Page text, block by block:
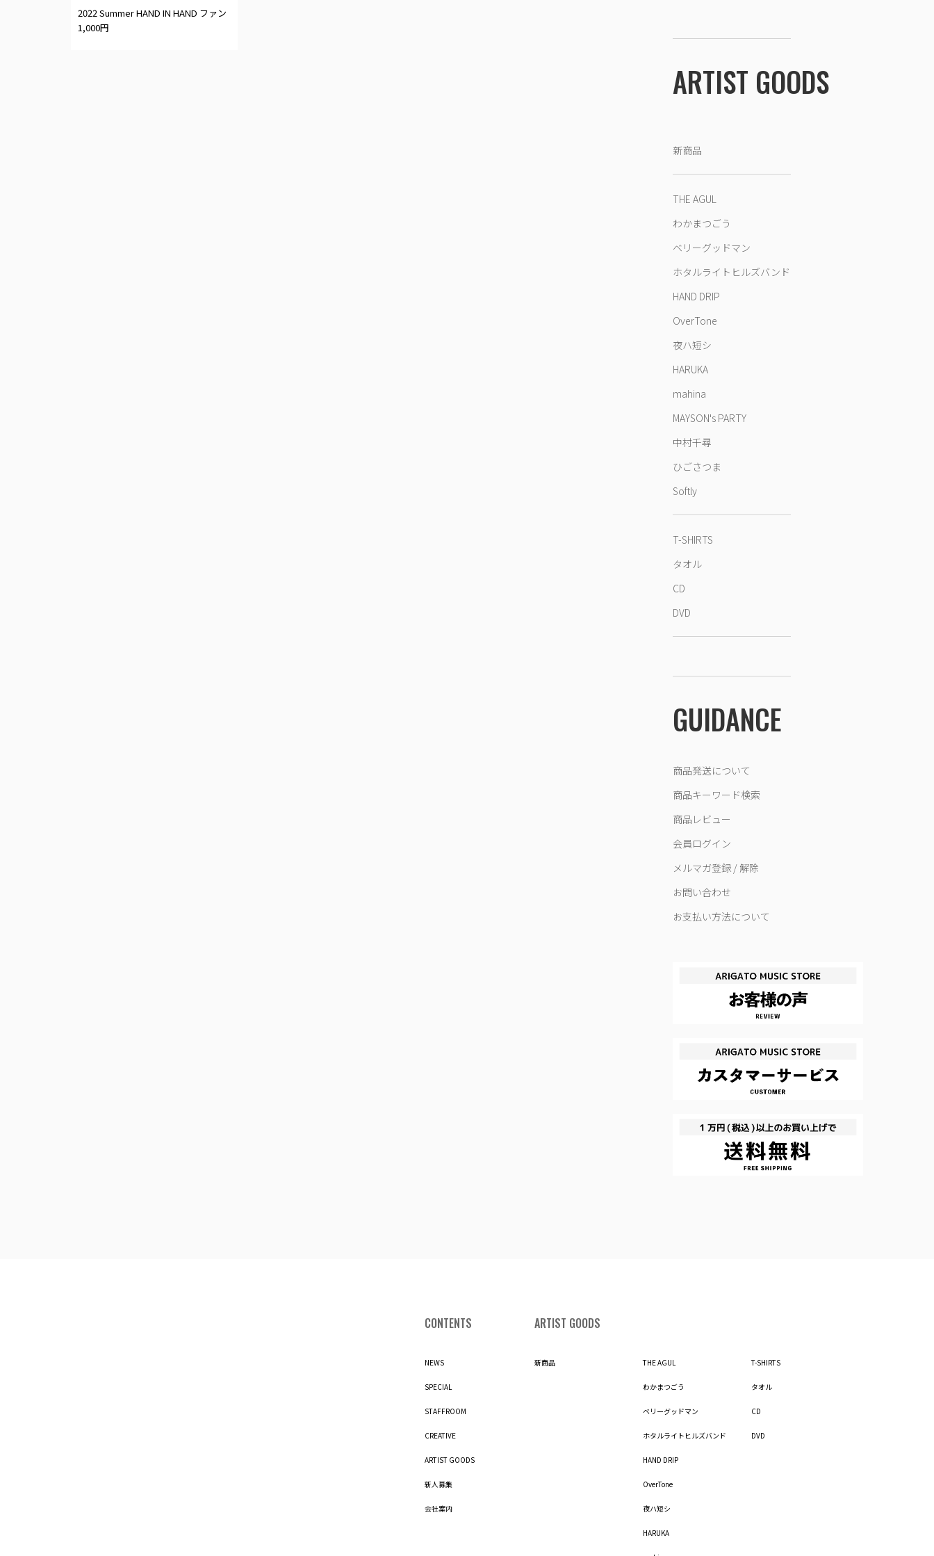
2022 Summer HAND IN HAND ファン
1,000円
ARTIST GOODS
新商品
THE AGUL
わかまつごう
ベリーグッドマン
ホタルライトヒルズバンド
HAND DRIP
OverTone
夜ハ短シ
HARUKA
mahina
MAYSON's PARTY
中村千尋
ひごさつま
Softly
T-SHIRTS
タオル
CD
DVD
GUIDANCE
商品発送について
商品キーワード検索
商品レビュー
会員ログイン
メルマガ登録 / 解除
お問い合わせ
お支払い方法について
CONTENTS
NEWS
SPECIAL
STAFFROOM
CREATIVE
ARTIST GOODS
新人募集
会社案内
ARTIST GOODS
新商品 THE AGUL
わかまつごう
ベリーグッドマン
ホタルライトヒルズバンド
HAND DRIP
OverTone
夜ハ短シ
HARUKA
T-SHIRTS
タオル
CD
DVD